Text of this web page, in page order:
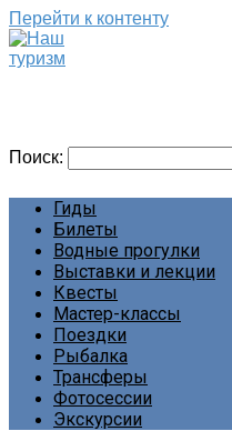
Перейти к контенту
Поиск:
Гиды
Билеты
Водные прогулки
Выставки и лекции
Квесты
Мастер-классы
Поездки
Рыбалка
Трансферы
Фотосессии
Экскурсии